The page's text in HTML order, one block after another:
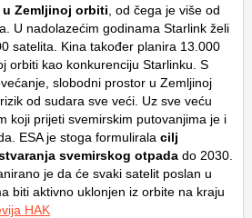
Zemljinoj orbiti , od čega je više od
U nadolazećim godinama Starlink želi
satelita. Kina također planira 13.000
orbiti kao konkurenciju Starlinku. S
slobodni prostor u Zemljinoj
od sudara sve veći. Uz sve veću
koji prijeti svemirskim putovanjima je i
ESA je stoga formulirala cilj
svemirskog otpada do 2030.
je da će svaki satelit poslan u
biti aktivno uklonjen iz orbite na kraju
HAK